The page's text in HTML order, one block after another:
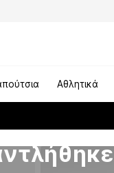
Αθλητικά